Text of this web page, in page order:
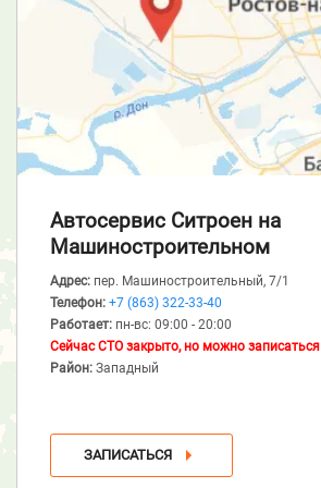
Автосервис Ситроен на
Машиностроительном
Адрес: пер. Машиностроительный, 7/1
Телефон: +7 (863) 322-33-40
Работает: пн-вс: 09:00 - 20:00
Сейчас СТО закрыто, но можно записаться
Район: Западный
ЗАПИСАТЬСЯ